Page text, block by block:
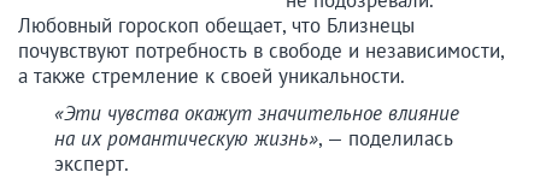
Любовный гороскоп обещает, что Близнецы
почувствуют потребность в свободе и независимости,
а также стремление к своей уникальности.
«Эти чувства окажут значительное влияние
на их романтическую жизнь», — поделилась
эксперт.